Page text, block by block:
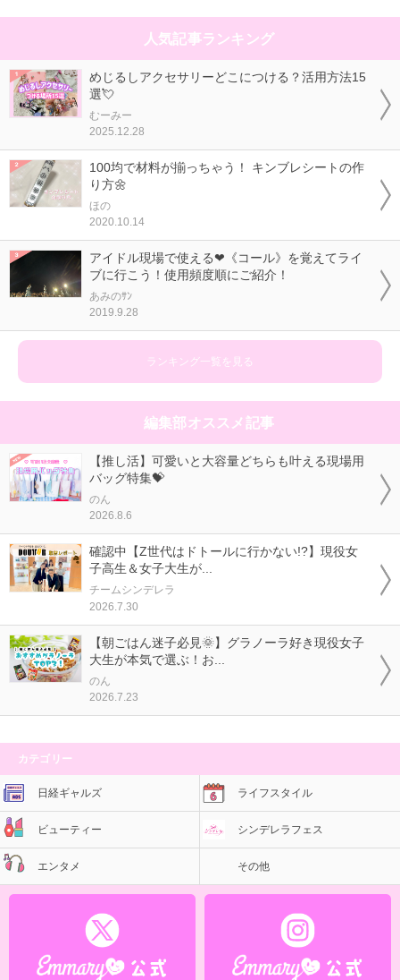
人気記事ランキング
めじるしアクセサリーどこにつける？活用方法15
選💘
むーみー
2025.12.28
100均で材料が揃っちゃう！ キンブレシートの作
り方🌼
ほの
2020.10.14
アイドル現場で使える❤《コール》を覚えてライ
ブに行こう！使用頻度順にご紹介！
あみのｻﾝ
2019.9.28
ランキング一覧を見る
編集部オススメ記事
【推し活】可愛いと大容量どちらも叶える現場用
バッグ特集💝
のん
2026.8.6
確認中【Z世代はドトールに行かない!?】現役女
子高生＆女子大生が...
チームシンデレラ
2026.7.30
【朝ごはん迷子必見🌞】グラノーラ好き現役女子
大生が本気で選ぶ！お...
のん
2026.7.23
カテゴリー
日経ギャルズ ライフスタイル
ビューティー シンデレラフェス
エンタメ その他